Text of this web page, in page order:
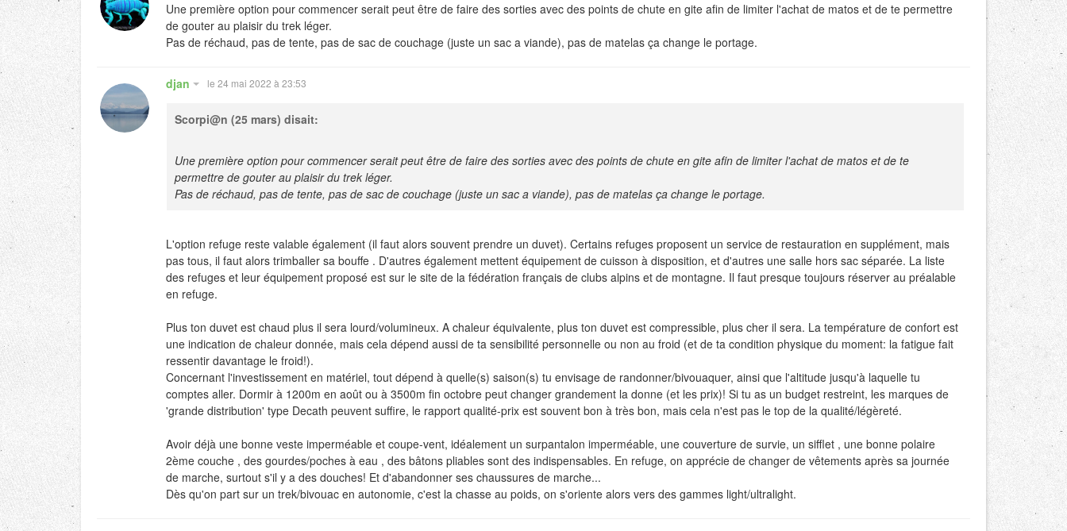
Une première option pour commencer serait peut être de faire des sorties avec des points de chute en gite afin de limiter l'achat de matos et de te permettre
de gouter au plaisir du trek léger.
Pas de réchaud, pas de tente, pas de sac de couchage (juste un sac a viande), pas de matelas ça change le portage.
djan le 24 mai 2022 à 23:53
Scorpi@n (25 mars) disait:
Une première option pour commencer serait peut être de faire des sorties avec des points de chute en gite afin de limiter l'achat de matos et de te
permettre de gouter au plaisir du trek léger.
Pas de réchaud, pas de tente, pas de sac de couchage (juste un sac a viande), pas de matelas ça change le portage.
L'option refuge reste valable également (il faut alors souvent prendre un duvet). Certains refuges proposent un service de restauration en supplément, mais
pas tous, il faut alors trimballer sa bouffe . D'autres également mettent équipement de cuisson à disposition, et d'autres une salle hors sac séparée. La liste
des refuges et leur équipement proposé est sur le site de la fédération français de clubs alpins et de montagne. Il faut presque toujours réserver au préalable
en refuge.
Plus ton duvet est chaud plus il sera lourd/volumineux. A chaleur équivalente, plus ton duvet est compressible, plus cher il sera. La température de confort est
une indication de chaleur donnée, mais cela dépend aussi de ta sensibilité personnelle ou non au froid (et de ta condition physique du moment: la fatigue fait
ressentir davantage le froid!).
Concernant l'investissement en matériel, tout dépend à quelle(s) saison(s) tu envisage de randonner/bivouaquer, ainsi que l'altitude jusqu'à laquelle tu
comptes aller. Dormir à 1200m en août ou à 3500m fin octobre peut changer grandement la donne (et les prix)! Si tu as un budget restreint, les marques de
'grande distribution' type Decath peuvent suffire, le rapport qualité-prix est souvent bon à très bon, mais cela n'est pas le top de la qualité/légèreté.
Avoir déjà une bonne veste imperméable et coupe-vent, idéalement un surpantalon imperméable, une couverture de survie, un sifflet , une bonne polaire
2ème couche , des gourdes/poches à eau , des bâtons pliables sont des indispensables. En refuge, on apprécie de changer de vêtements après sa journée
de marche, surtout s'il y a des douches! Et d'abandonner ses chaussures de marche...
Dès qu'on part sur un trek/bivouac en autonomie, c'est la chasse au poids, on s'oriente alors vers des gammes light/ultralight.